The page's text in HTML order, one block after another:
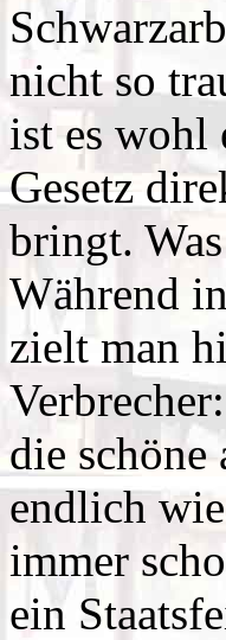
nicht so
ist es wohl
Gesetz
bringt.
Während
zielt man
die schöne
endlich
immer
ein